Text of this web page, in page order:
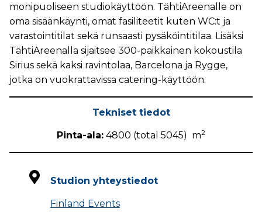
monipuoliseen studiokäyttöön. TähtiAreenalle on
oma sisäänkäynti, omat fasiliteetit kuten WC:t ja
varastointitilat sekä runsaasti pysäköintitilaa. Lisäksi
TähtiAreenalla sijaitsee 300-paikkainen kokoustila
Sirius sekä kaksi ravintolaa, Barcelona ja Rygge,
jotka on vuokrattavissa catering-käyttöön.
Tekniset tiedot
Pinta-ala: 4800 (total 5045) m2
Studion yhteystiedot
Finland Events